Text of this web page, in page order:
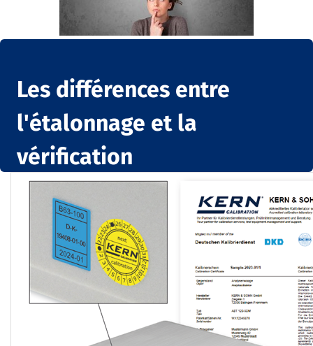
Les différences entre
l'étalonnage et la
vérification